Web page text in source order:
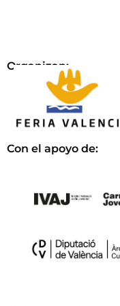
Organizan:
Con el apoyo de: